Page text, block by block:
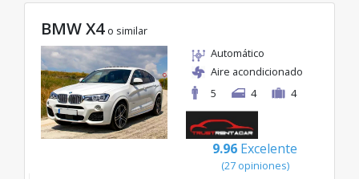
BMW X4 o similar
Automático
Aire acondicionado
5
4 4
9.96 Excelente
(27 opiniones)